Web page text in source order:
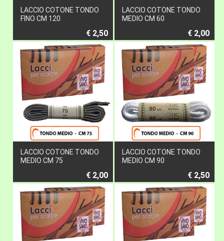
LACCIO COTONE TONDO
FINO CM 120
€ 2,50
LACCIO COTONE TONDO
MEDIO CM 60
€ 2,00
LACCIO COTONE TONDO
MEDIO CM 75
€ 2,00
LACCIO COTONE TONDO
MEDIO CM 90
€ 2,50